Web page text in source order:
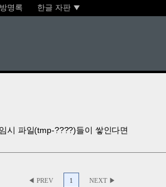
방명록 한글 자판
시 파일(tmp-????)들이 쌓인다면
◀ PREV 1 NEXT ▶